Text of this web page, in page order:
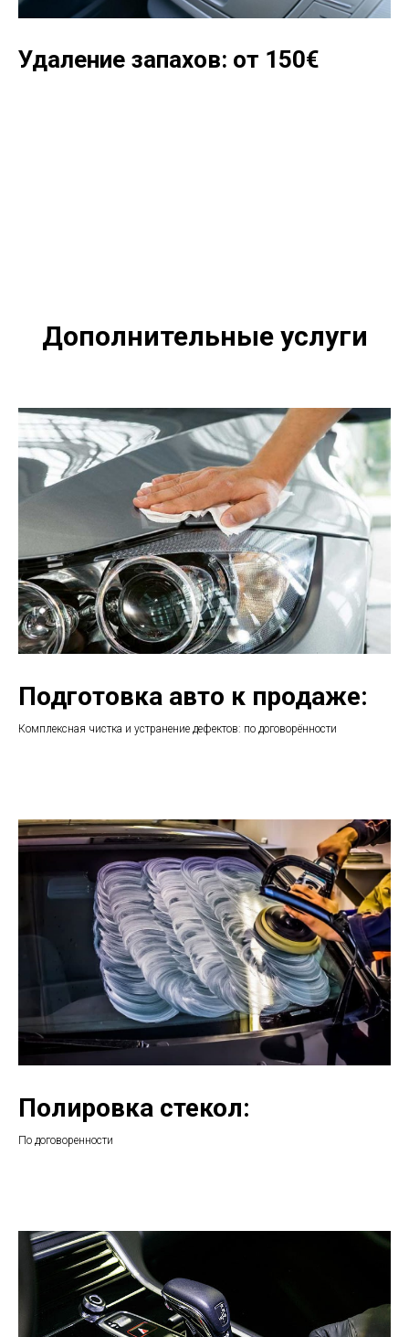
Удаление запахов: от 150€
Дополнительные услуги
Подготовка авто к продаже:
Комплексная чистка и устранение дефектов: по договорённости
Полировка стекол:
По договоренности